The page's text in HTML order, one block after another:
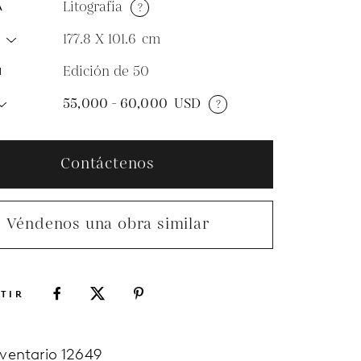
Litografía ?
177.8 X 101.6 cm
Edición de 50
55,000 - 60,000 USD ?
Contáctenos
Véndenos una obra similar
12649